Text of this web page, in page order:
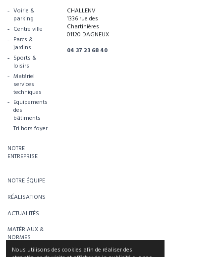
Voirie &
parking
Centre ville
Parcs &
jardins
Sports &
loisirs
Matériel
services
techniques
Equipements
des
bâtiments
Tri hors foyer
NOTRE
ENTREPRISE
NOTRE ÉQUIPE
RÉALISATIONS
ACTUALITÉS
MATÉRIAUX &
NORMES
CHALLENV
1336 rue des
Chartinières
01120 DAGNEUX
04 37 23 68 40
Nous utilisons des cookies afin de réaliser des